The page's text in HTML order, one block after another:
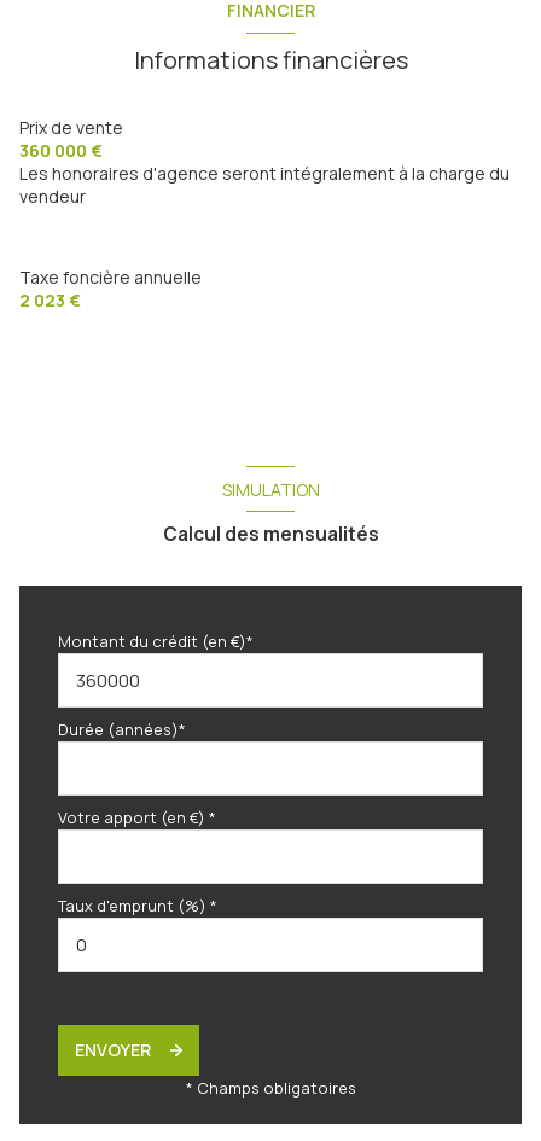
terrasse
chambre
salle de bain
salle d'eau
terrain
FINANCIER
Informations financières
Prix de vente
360 000 €
Les honoraires d'agence seront intégralement à la charge du
vendeur
Taxe foncière annuelle
2 023 €
SIMULATION
Calcul des mensualités
Montant du crédit (en €)*
Durée (années)*
Votre apport (en €) *
Taux d'emprunt (%) *
ENVOYER
* Champs obligatoires